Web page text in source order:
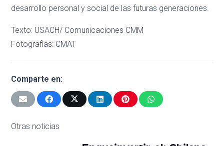
desarrollo personal y social de las futuras generaciones.
Texto: USACH/ Comunicaciones CMM
Fotografías: CMAT
Comparte en:
Otras noticias